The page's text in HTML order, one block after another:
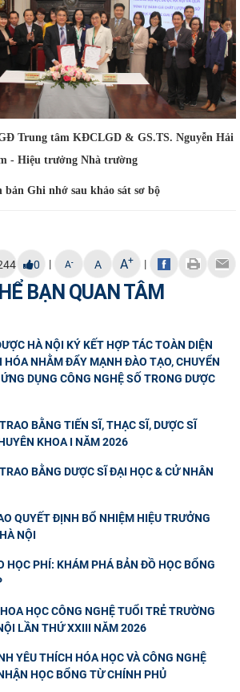
Trung tâm KĐCLGD & GS.TS. Nguyễn Hải
- Hiệu trưởng Nhà trường
bản Ghi nhớ sau khảo sát sơ bộ
0 | A- A A+ |
BẠN QUAN TÂM
HÀ NỘI KÝ KẾT HỢP TÁC TOÀN DIỆN
HÓA NHẰM ĐẨY MẠNH ĐÀO TẠO, CHUYỂN
DỤNG CÔNG NGHỆ SỐ TRONG DƯỢC
BẰNG TIẾN SĨ, THẠC SĨ, DƯỢC SĨ
KHOA I NĂM 2026
BẰNG DƯỢC SĨ ĐẠI HỌC & CỬ NHÂN
QUYẾT ĐỊNH BỔ NHIỆM HIỆU TRƯỞNG
NỘI
HỌC PHÍ: KHÁM PHÁ BẢN ĐỒ HỌC BỔNG
HỌC CÔNG NGHỆ TUỔI TRẺ TRƯỜNG
LẦN THỨ XXIII NĂM 2026
YÊU THÍCH HÓA HỌC VÀ CÔNG NGHỆ
HỌC BỔNG TỪ CHÍNH PHỦ